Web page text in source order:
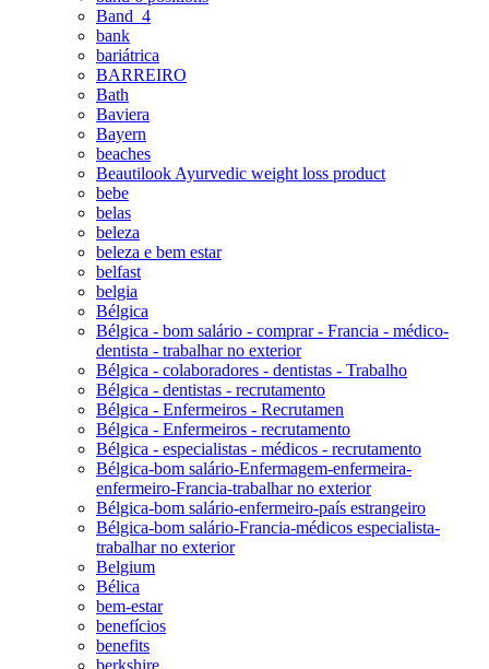
Band_4
bank
bariátrica
BARREIRO
Bath
Baviera
Bayern
beaches
Beautilook Ayurvedic weight loss product
bebe
belas
beleza
beleza e bem estar
belfast
belgia
Bélgica
Bélgica - bom salário - comprar - Francia - médico-
dentista - trabalhar no exterior
Bélgica - colaboradores - dentistas - Trabalho
Bélgica - dentistas - recrutamento
Bélgica - Enfermeiros - Recrutamen
Bélgica - Enfermeiros - recrutamento
Bélgica - especialistas - médicos - recrutamento
Bélgica-bom salário-Enfermagem-enfermeira-
enfermeiro-Francia-trabalhar no exterior
Bélgica-bom salário-enfermeiro-país estrangeiro
Bélgica-bom salário-Francia-médicos especialista-
trabalhar no exterior
Belgium
Bélica
bem-estar
benefícios
benefits
berkshire